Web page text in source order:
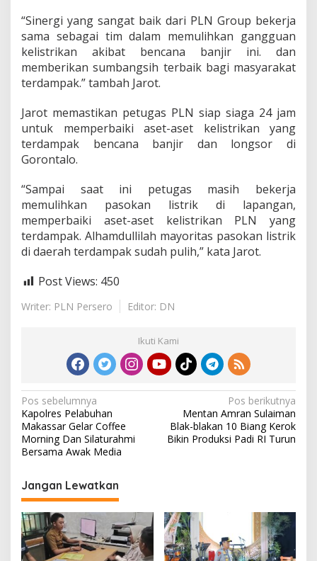
“Sinergi yang sangat baik dari PLN Group bekerja
sama sebagai tim dalam memulihkan gangguan
kelistrikan akibat bencana banjir ini. dan
memberikan sumbangsih terbaik bagi masyarakat
terdampak.” tambah Jarot.
Jarot memastikan petugas PLN siap siaga 24 jam
untuk memperbaiki aset-aset kelistrikan yang
terdampak bencana banjir dan longsor di
Gorontalo.
“Sampai saat ini petugas masih bekerja
memulihkan pasokan listrik di lapangan,
memperbaiki aset-aset kelistrikan PLN yang
terdampak. Alhamdullilah mayoritas pasokan listrik
di daerah terdampak sudah pulih,” kata Jarot.
Post Views: 450
Writer: PLN Persero Editor: DN
Ikuti Kami
N
a
v
g
a
s
i
Pos sebelumnya
Kapolres Pelabuhan
Makassar Gelar Coffee
Morning Dan Silaturahmi
Bersama Awak Media
Pos berikutnya
Mentan Amran Sulaiman
Blak-blakan 10 Biang Kerok
Bikin Produksi Padi RI Turun
Jangan Lewatkan